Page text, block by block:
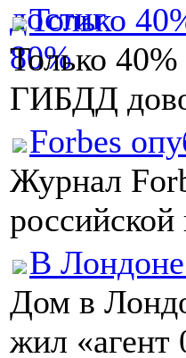
Только
Только 40%
ГИБДД
Forbes
Журнал
В
Дом в
жил «агент